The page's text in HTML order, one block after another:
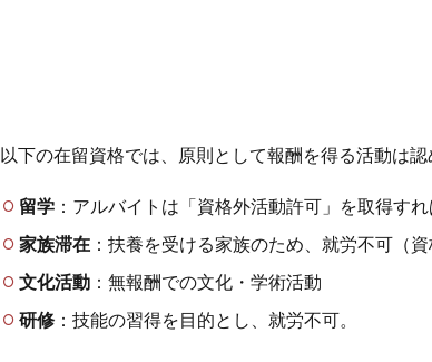
以下の在留資格では、原則として報酬を得る活動は認
留学 ：アルバイトは「資格外活動許可」を取得す
家族滞在 ：扶養を受ける家族のため、就労不可（
文化活動 ：無報酬での文化・学術活動
研修 ：技能の習得を目的とし、就労不可。